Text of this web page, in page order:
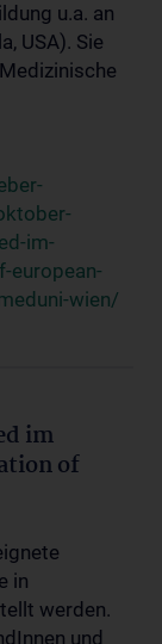
u.a. an
USA). Sie
im-
european-
wien/
im
of
in
werden.
und